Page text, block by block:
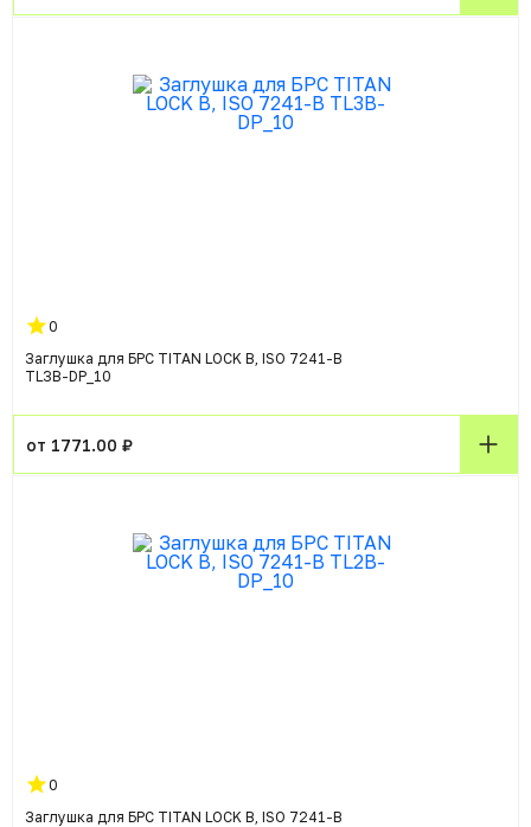
0
Заглушка для БРС TITAN LOCK B, ISO 7241-B
TL3B-DP_10
от 1771.00 ₽
0
Заглушка для БРС TITAN LOCK B, ISO 7241-B